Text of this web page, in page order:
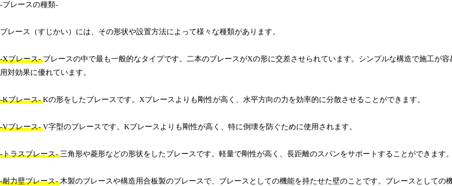
-ブレースの種類-
ブレース（すじかい）には、その形状や設置方法によって様々な種類があります。
-Xブレース-ブレースの中で最も一般的なタイプです。二本のブレースがXの形に交差させられています。シンプルな構造で施工が容
用対効果に優れています。
-Kブレース-Kの形をしたブレースです。Xブレースよりも剛性が高く、水平方向の力を効率的に分散させることができます。
-Vブレース-V字型のブレースです。Kブレースよりも剛性が高く、特に倒壊を防ぐために使用されます。
-トラスブレース-三角形や菱形などの形状をしたブレースです。軽量で剛性が高く、長距離のスパンをサポートすることができます
-耐力壁ブレース-木製のブレースや構造用合板製のブレースで、ブレースとしての機能を持たせた壁のことです。ブレースとしての